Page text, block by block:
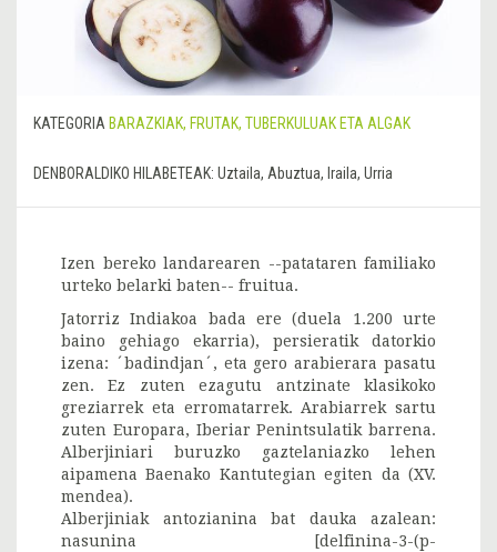
KATEGORIA BARAZKIAK, FRUTAK, TUBERKULUAK ETA ALGAK
DENBORALDIKO HILABETEAK: Uztaila, Abuztua, Iraila, Urria
Izen bereko landarearen --patataren familiako
urteko belarki baten-- fruitua.
Jatorriz Indiakoa bada ere (duela 1.200 urte
baino gehiago ekarria), persieratik datorkio
izena: ´badindjan´, eta gero arabierara pasatu
zen. Ez zuten ezagutu antzinate klasikoko
greziarrek eta erromatarrek. Arabiarrek sartu
zuten Europara, Iberiar Penintsulatik barrena.
Alberjiniari buruzko gaztelaniazko lehen
aipamena Baenako Kantutegian egiten da (XV.
mendea).
Alberjiniak antozianina bat dauka azalean:
nasunina [delfinina-3-(p-